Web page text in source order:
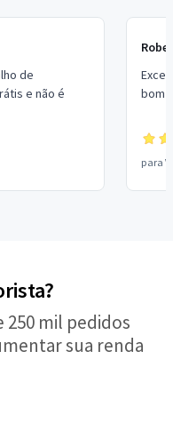
de
e não é
bom
para
250 mil pedidos
sua renda